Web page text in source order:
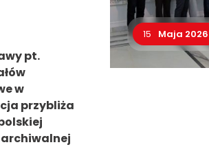
pt.
w
przybliża
archiwalnej
15 Maja 2026